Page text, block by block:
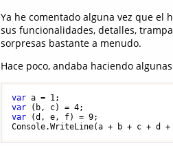
Ya he comentado alguna vez que el
sus funcionalidades, detalles,
sorpresas bastante a menudo.
Hace poco, andaba haciendo
var a = 1
var (b, c) = 4
var (d, e, f) = 9;
Console.WriteLine(a + b + c +